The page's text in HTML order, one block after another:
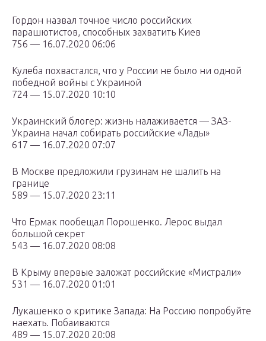
Гордон назвал точное число российских
парашютистов, способных захватить Киев
756 — 16.07.2020 06:06
Кулеба похвастался, что у России не было ни одной
победной войны с Украиной
724 — 15.07.2020 10:10
Украинский блогер: жизнь налаживается — ЗАЗ-
Украина начал собирать российские «Лады»
617 — 16.07.2020 07:07
В Москве предложили грузинам не шалить на
границе
589 — 15.07.2020 23:11
Что Ермак пообещал Порошенко. Лерос выдал
большой секрет
543 — 16.07.2020 08:08
В Крыму впервые заложат российские «Мистрали»
531 — 16.07.2020 01:01
Лукашенко о критике Запада: На Россию попробуйте
наехать. Побаиваются
489 — 15.07.2020 20:08